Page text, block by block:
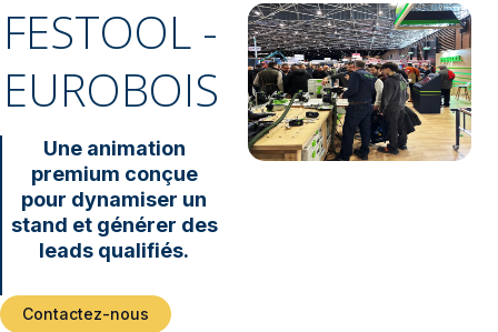
FESTOOL -
EUROBOIS
Une animation
premium conçue
pour dynamiser un
stand et générer des
leads qualifiés.
Contactez-nous